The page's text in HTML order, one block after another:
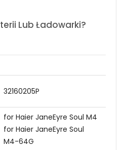
Lub Ładowarki?
32160205P
for Haier JaneEyre Soul M4
for Haier JaneEyre Soul
M4-64G